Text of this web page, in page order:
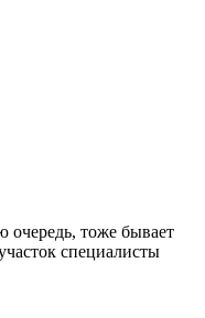
очередь, тоже бывает
специалисты